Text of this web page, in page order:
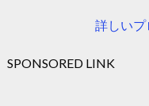
詳しいプ
SPONSORED LINK